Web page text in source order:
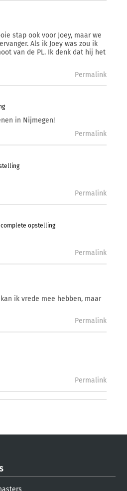
stap ook voor Joey, maar we
Als ik Joey was zou ik
van de PL. Ik denk dat hij het
Permalink
in Nijmegen!
Permalink
Permalink
opstelling
Permalink
ik vrede mee hebben, maar
Permalink
Permalink